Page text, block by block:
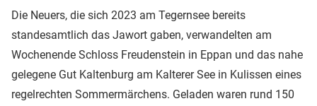
Die Neuers, die sich 2023 am Tegernsee bereits
standesamtlich das Jawort gaben, verwandelten am
Wochenende Schloss Freudenstein in Eppan und das nahe
gelegene Gut Kaltenburg am Kalterer See in Kulissen eines
regelrechten Sommermärchens. Geladen waren rund 150